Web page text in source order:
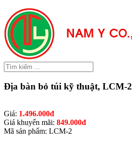
Địa bàn bỏ túi kỹ thuật, LCM-2
Giá: 1.496.000đ
Giá khuyến mãi: 849.000đ
Mã sản phẩm: LCM-2